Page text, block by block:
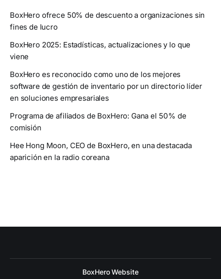
BoxHero ofrece 50% de descuento a organizaciones sin
fines de lucro
BoxHero 2025: Estadísticas, actualizaciones y lo que
viene
BoxHero es reconocido como uno de los mejores
software de gestión de inventario por un directorio líder
en soluciones empresariales
Programa de afiliados de BoxHero: Gana el 50 % de
comisión
Hee Hong Moon, CEO de BoxHero, en una destacada
aparición en la radio coreana
BoxHero Website